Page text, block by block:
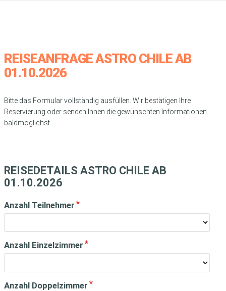
REISEANFRAGE ASTRO CHILE AB
01.10.2026
Bitte das Formular vollständig ausfüllen. Wir bestätigen Ihre
Reservierung oder senden Ihnen die gewünschten Informationen
baldmöglichst.
REISEDETAILS ASTRO CHILE AB
01.10.2026
Anzahl Teilnehmer
Anzahl Einzelzimmer
Anzahl Doppelzimmer